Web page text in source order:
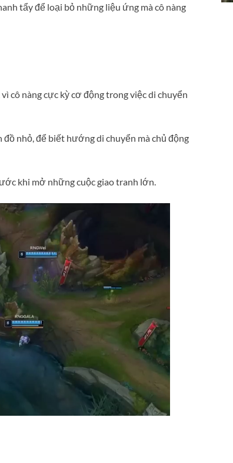
tẩy để loại bỏ những liệu ứng mà cô nàng
cô nàng cực kỳ cơ động trong việc di chuyển
nhỏ, để biết hướng di chuyển mà chủ động
khi mở những cuộc giao tranh lớn.